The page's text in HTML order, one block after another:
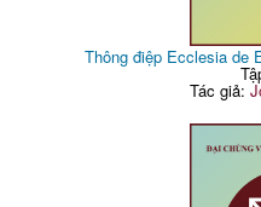
Thông điệp Ecclesia de
Tác giả: